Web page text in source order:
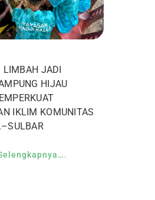
LIMBAH JADI
HIJAU
IKLIM KOMUNITAS